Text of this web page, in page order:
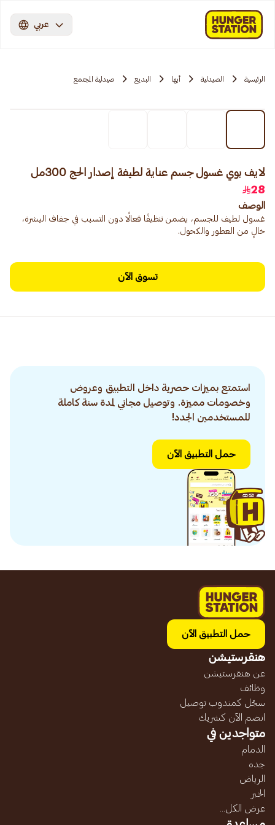
عربي
الرئيسية الصيدلية أبها البديع صيدلية المجتمع
لايف بوي غسول جسم عناية لطيفة إصدار الحج 300مل
28
الوصف
غسول لطيف للجسم، يضمن تنظيفًا فعالًا دون التسبب في جفاف البشرة،
خالٍ من العطور والكحول.
تسوق الآن
استمتع بميزات حصرية داخل التطبيق وعروض
وخصومات مميزة. وتوصيل مجاني لمدة سنة كاملة
للمستخدمين الجدد!
حمل التطبيق الآن
حمل التطبيق الآن
هنقرستيشن
عن هنقرستيشن
وظائف
سجّل كمندوب توصيل
انضم الآن كشريك
متواجدين في
الدمام
جده
الرياض
الخبر
عرض الكل...